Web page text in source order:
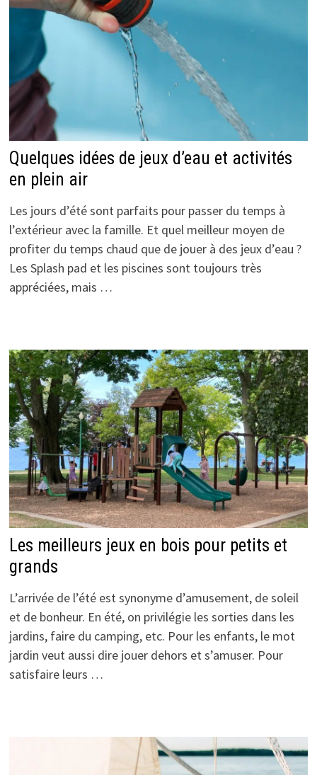
Quelques idées de jeux d’eau et activités
en plein air
Les jours d’été sont parfaits pour passer du temps à
l’extérieur avec la famille. Et quel meilleur moyen de
profiter du temps chaud que de jouer à des jeux d’eau ?
Les Splash pad et les piscines sont toujours très
appréciées, mais …
Les meilleurs jeux en bois pour petits et
grands
L’arrivée de l’été est synonyme d’amusement, de soleil
et de bonheur. En été, on privilégie les sorties dans les
jardins, faire du camping, etc. Pour les enfants, le mot
jardin veut aussi dire jouer dehors et s’amuser. Pour
satisfaire leurs …